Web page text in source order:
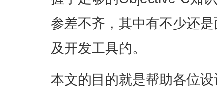
参差不齐，其中有不少还
及开发工具的。
本文的目的就是帮助各位